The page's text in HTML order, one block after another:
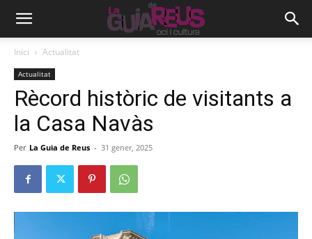
Inici Actualitat
Actualitat
Rècord històric de visitants a
la Casa Navàs
Per La Guia de Reus - 31 gener, 2025